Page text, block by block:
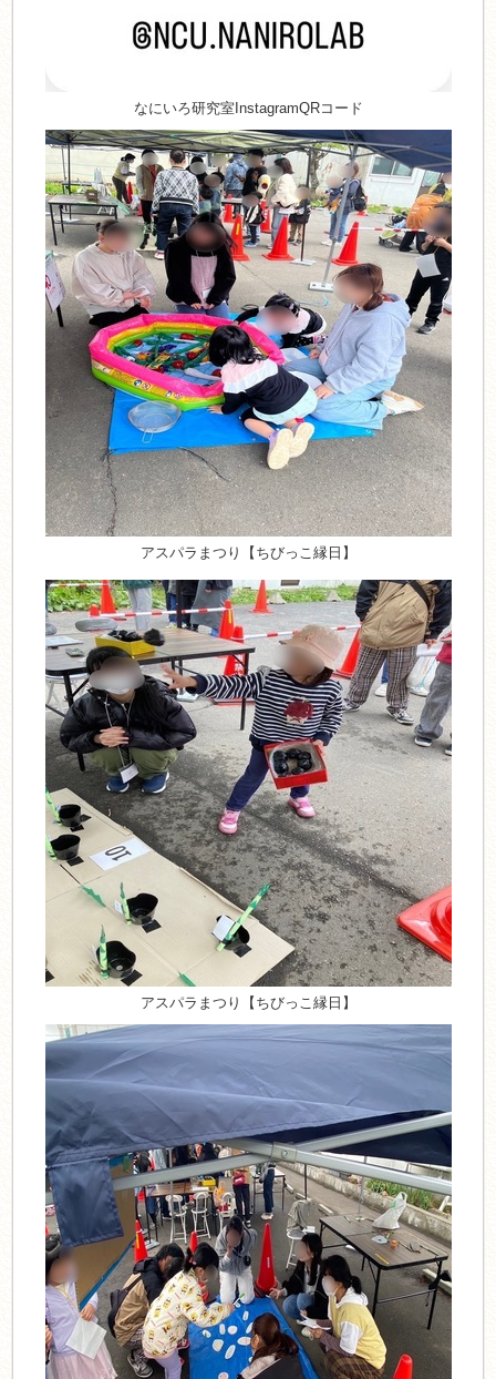
なにいろ研究室InstagramQRコード
アスパラまつり【ちびっこ縁日】
アスパラまつり【ちびっこ縁日】